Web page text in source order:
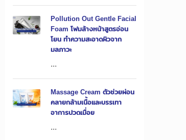
Pollution Out Gentle Facial
Foam โฟมล้างหน้าสูตรอ่อน
โยน ทำความสะอาดผิวจาก
มลภาวะ
...
Massage Cream ตัวช่วยผ่อน
คลายกล้ามเนื้อและบรรเทา
อาการปวดเมื่อย
...